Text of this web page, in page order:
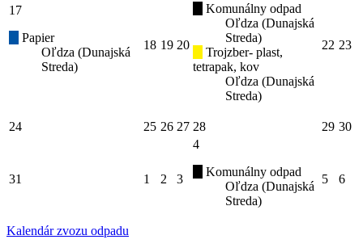
17
Papier
Oľdza (Dunajská
Streda)
18 19 20
Komunálny odpad
Oľdza (Dunajská
Streda)
Trojzber- plast,
tetrapak, kov
Oľdza (Dunajská
Streda)
22 23
24 25 26 27 28 29 30
31 1 2 3
4
Komunálny odpad
Oľdza (Dunajská
Streda)
5 6
Kalendár zvozu odpadu